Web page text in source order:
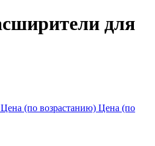
для
Цена (по возрастанию) Цена (по